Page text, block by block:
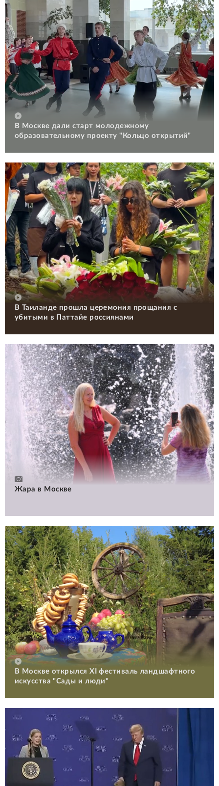
В Москве дали старт молодежному
образовательному проекту "Кольцо открытий"
В Таиланде прошла церемония прощания с
убитыми в Паттайе россиянами
Жара в Москве
В Москве открылся XI фестиваль ландшафтного
искусства "Сады и люди"